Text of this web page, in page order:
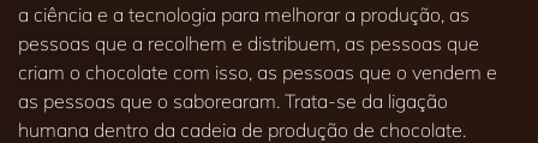
a ciência e a tecnologia para melhorar a produção, as
pessoas que a recolhem e distribuem, as pessoas que
criam o chocolate com isso, as pessoas que o vendem e
as pessoas que o saborearam. Trata‑se da ligação
humana dentro da cadeia de produção de chocolate.